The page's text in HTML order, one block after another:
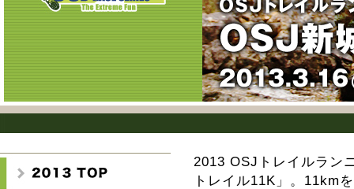
2013 OSJトレイルラン
トレイル11K」。11km